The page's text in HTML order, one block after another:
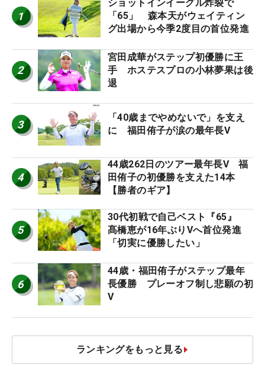
1
ショットインイーグル炸裂で
「65」 森本天がウェイティン
グ出場から今季2度目の首位発進
2
宮田成華がステップ初優勝に王
手 ホステスプロの小林夢果は後
退
3
「40歳までやめないで」を支え
に 福田侑子が涙の最年長V
4
44歳262日のツアー最年長V 福
田侑子の初優勝を支えた14本
【勝者のギア】
5
30代初戦で自己ベスト『65』
髙橋恵が16年ぶりVへ首位発進
「切実に優勝したい」
6
44歳・福田侑子がステップ最年
長優勝 プレーオフ制し悲願の初
V
ランキングをもっと見る